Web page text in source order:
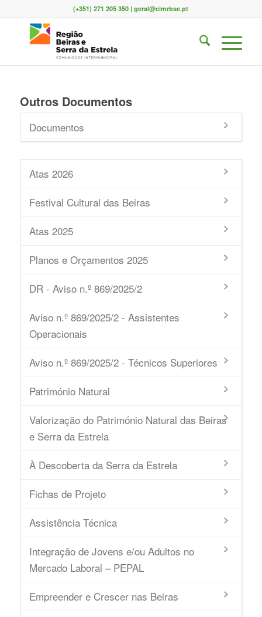
(+351) 271 205 350 | geral@cimrbse.pt
Outros Documentos
Documentos
Atas 2026
Festival Cultural das Beiras
Atas 2025
Planos e Orçamentos 2025
DR - Aviso n.º 869/2025/2
Aviso n.º 869/2025/2 - Assistentes
Operacionais
Aviso n.º 869/2025/2 - Técnicos Superiores
Património Natural
Valorização do Património Natural das Beiras
e Serra da Estrela
À Descoberta da Serra da Estrela
Fichas de Projeto
Assistência Técnica
Integração de Jovens e/ou Adultos no
Mercado Laboral – PEPAL
Empreender e Crescer nas Beiras